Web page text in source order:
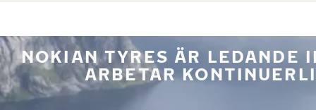
NOKIAN TYRES ÄR LEDANDE
ARBETAR